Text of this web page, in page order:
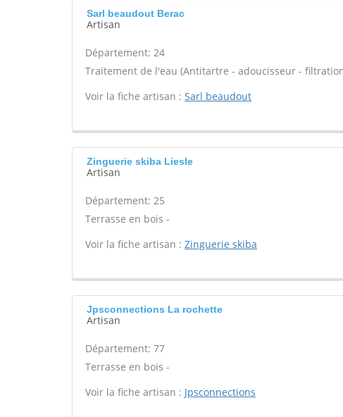
Sarl beaudout Berac
Artisan
Département: 24
Traitement de l'eau (Antitartre - adoucisseur -
Voir la fiche artisan : Sarl beaudout
Zinguerie skiba Liesle
Artisan
Département: 25
Terrasse en bois -
Voir la fiche artisan : Zinguerie skiba
Jpsconnections La rochette
Artisan
Département: 77
Terrasse en bois -
Voir la fiche artisan : Jpsconnections